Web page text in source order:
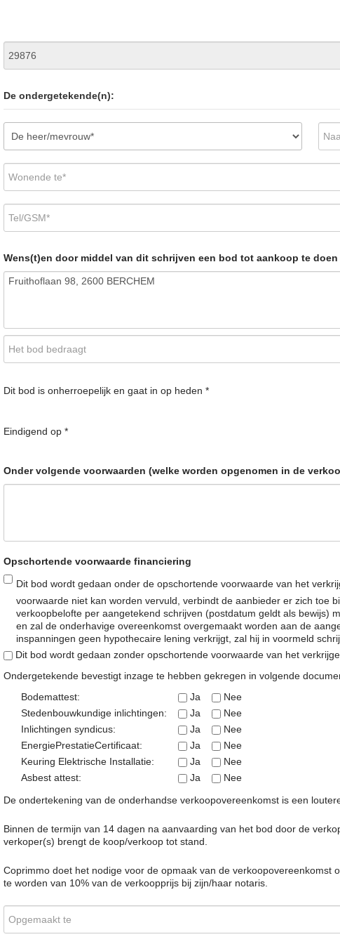
De ondergetekende(n):
Wens(t)en door middel van dit schrijven een bod tot aankoop te
Dit bod is onherroepelijk en gaat in op heden *
Eindigend op *
Onder volgende voorwaarden (welke worden opgenomen in de
Opschortende voorwaarde financiering
Dit bod wordt gedaan onder de opschortende voorwaarde van het
voorwaarde niet kan worden vervuld, verbindt de aanbieder er zich toe
verkoopbelofte per aangetekend schrijven (postdatum geldt als bewijs)
en zal de onderhavige overeenkomst overgemaakt worden aan de
inspanningen geen hypothecaire lening verkrijgt, zal hij in voormeld
Dit bod wordt gedaan zonder opschortende voorwaarde van het
Ondergetekende bevestigt inzage te hebben gekregen in volgende
Bodemattest:
Ja
Nee
Stedenbouwkundige inlichtingen:
Ja
Nee
Inlichtingen syndicus:
Ja
Nee
EnergiePrestatieCertificaat:
Ja
Nee
Keuring Elektrische Installatie:
Ja
Nee
Asbest attest:
Ja
Nee
De ondertekening van de onderhandse verkoopovereenkomst is een
Binnen de termijn van 14 dagen na aanvaarding van het bod door de
verkoper(s) brengt de koop/verkoop tot stand.
Coprimmo doet het nodige voor de opmaak van de
te worden van 10% van de verkoopprijs bij zijn/haar notaris.